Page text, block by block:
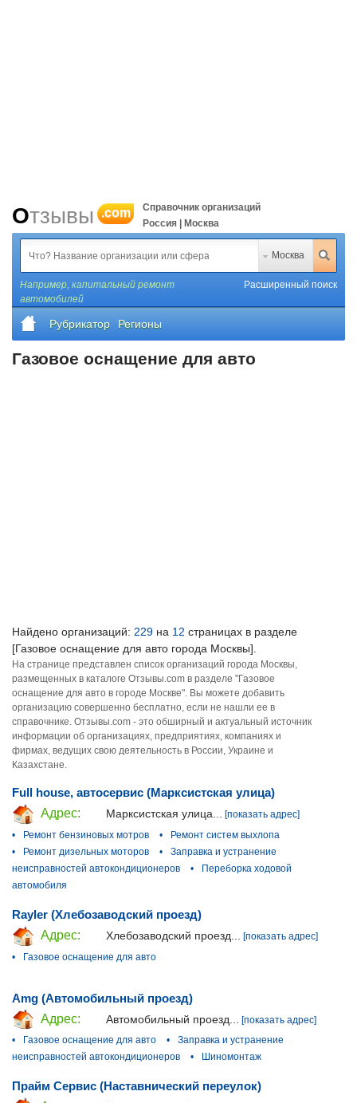
Отзывы .com
Справочник организаций
Россия | Москва
Москва
Например, капитальный ремонт
автомобилей
Расширенный поиск
Рубрикатор Регионы
Газовое оснащение для авто
Найдено организаций: 229 на 12 страницах в разделе
[Газовое оснащение для авто города Москвы].
На странице представлен список организаций города Москвы,
размещенных в каталоге Отзывы.com в разделе "Газовое
оснащение для авто в городе Москве". Вы можете добавить
организацию совершенно бесплатно, если не нашли ее в
справочнике. Отзывы.com - это обширный и актуальный источник
информации об организациях, предприятиях, компаниях и
фирмах, ведущих свою деятельность в России, Украине и
Казахстане.
Full house, автосервис (Марксистская улица)
Адрес:
Марксистская улица...
[показать адрес]
•
Ремонт бензиновых мотров •
Ремонт систем выхлопа
•
Ремонт дизельных моторов •
Заправка и устранение
неисправностей автокондиционеров
•
Переборка ходовой
автомобиля
Rayler (Хлебозаводский проезд)
Адрес:
Хлебозаводский проезд...
[показать адрес]
•
Газовое оснащение для авто
Amg (Автомобильный проезд)
Адрес:
Автомобильный проезд...
[показать адрес]
•
Газовое оснащение для авто •
Заправка и устранение
неисправностей автокондиционеров
• Шиномонтаж
Прайм Сервис (Наставнический переулок)